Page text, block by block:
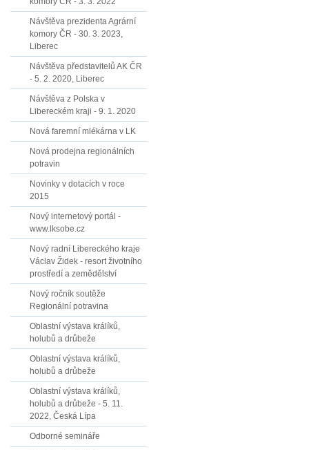
Návštěva prezidenta Agrární
komory ČR - 30. 3. 2023,
Liberec
Návštěva představitelů AK ČR
- 5. 2. 2020, Liberec
Návštěva z Polska v
Libereckém kraji - 9. 1. 2020
Nová faremní mlékárna v LK
Nová prodejna regionálních
potravin
Novinky v dotacích v roce
2015
Nový internetový portál -
www.lksobe.cz
Nový radní Libereckého kraje
Václav Židek - resort životního
prostředí a zemědělství
Nový ročník soutěže
Regionální potravina
Oblastní výstava králíků,
holubů a drůbeže
Oblastní výstava králíků,
holubů a drůbeže
Oblastní výstava králíků,
holubů a drůbeže - 5. 11.
2022, Česká Lípa
Odborné semináře